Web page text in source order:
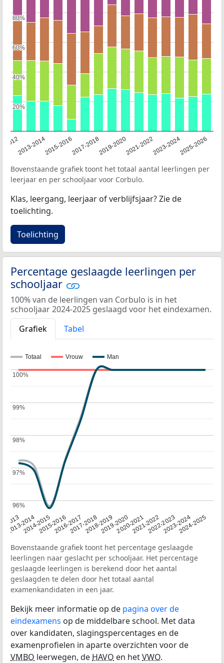
20122013-20142015-20162017-20182019-20202021-20222023-20242025-2026
20%
20%
40%
40%
60%
60%
80%
80%
Bovenstaande grafiek toont het totaal aantal leerlingen per
leerjaar en per schooljaar voor Corbulo.
Klas, leergang, leerjaar of verblijfsjaar? Zie de
toelichting.
Toelichting
Percentage geslaagde leerlingen per
schooljaar
100% van de leerlingen van Corbulo is in het
schooljaar 2024-2025 geslaagd voor het eindexamen.
Grafiek
Tabel
Totaal Vrouw Man
2013
2013-2014
2014-20152015-20162016-20172017-20182018-20192019-20202020-20212021-20222022-20232023-20242024-2025
96%
96%
97%
97%
98%
98%
99%
99%
100%
100%
Bovenstaande grafiek toont het percentage geslaagde
leerlingen naar geslacht per schooljaar. Het percentage
geslaagde leerlingen is berekend door het aantal
geslaagden te delen door het totaal aantal
examenkandidaten in een jaar.
Bekijk meer informatie op de pagina over de
eindexamens op de middelbare school. Met data
over kandidaten, slagingspercentages en de
examenprofielen in aparte overzichten voor de
VMBO leerwegen, de HAVO en hetVWO.